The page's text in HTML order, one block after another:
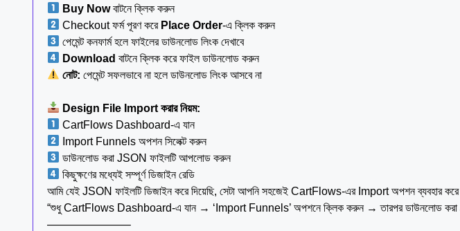
Buy Nowবাটনে ক্লিক করুন
Checkout ফর্ম পূরণ করে Place Order-এ ক্লিক করুন
পেমেন্ট কনফার্ম হলে ফাইলের ডাউনলোড লিংক দেখাবে
Download বাটনে ক্লিক করে ফাইল ডাউনলোড করুন
নোট: পেমেন্ট সফলভাবে না হলে ডাউনলোড লিংক আসবে না
Design File Import করার নিয়ম:
CartFlows Dashboard-এ যান
Import Funnels অপশন সিলেক্ট করুন
ডাউনলোড করা JSON ফাইলটি আপলোড করুন
কিছুক্ষণের মধ্যেই সম্পূর্ণ ডিজাইন রেডি
আমি যেই JSON ফাইলটি ডিজাইন করে দিয়েছি, সেটা আপনি সহজেই CartFlows-এর Import অপশন ব্যবহার করে
“শুধু CartFlows Dashboard-এ যান → ‘Import Funnels’ অপশনে ক্লিক করুন → তারপর ডাউনলোড করা
———————–